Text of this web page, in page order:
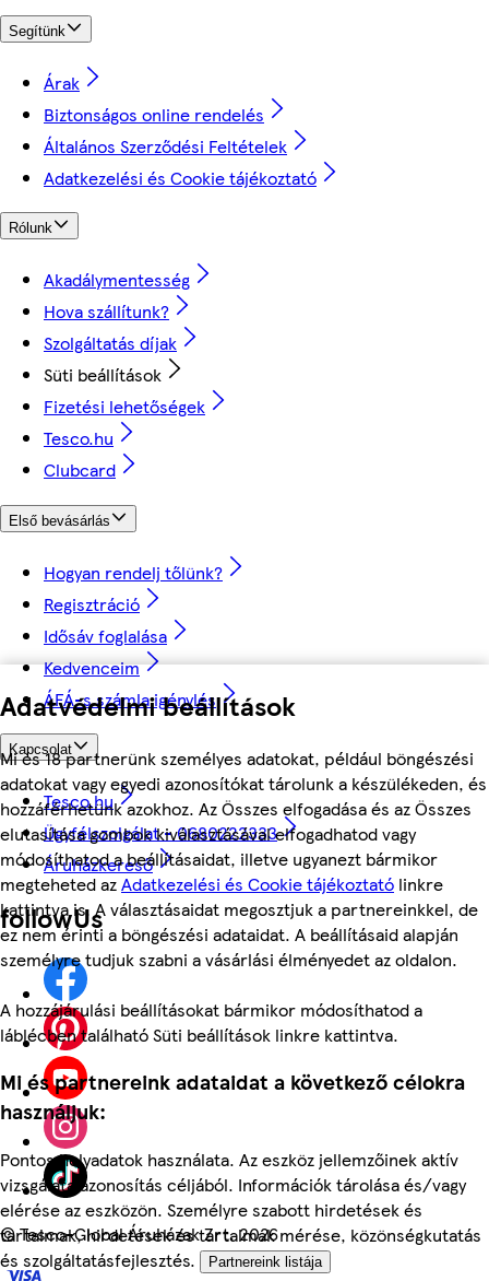
Adatvédelmi beállítások
Mi és 18 partnerünk személyes adatokat, például böngészési
adatokat vagy egyedi azonosítókat tárolunk a készülékeden, és
hozzáférhetünk azokhoz. Az Összes elfogadása és az Összes
elutasítása gombok kiválasztásával elfogadhatod vagy
módosíthatod a beállításaidat, illetve ugyanezt bármikor
megteheted azAdatkezelési és Cookie tájékoztató linkre
kattintva is. A választásaidat megosztjuk a partnereinkkel, de
ez nem érinti a böngészési adataidat. A beállításaid alapján
személyre tudjuk szabni a vásárlási élményedet az oldalon.
A hozzájárulási beállításokat bármikor módosíthatod a
láblécben található Süti beállítások linkre kattintva.
Mi és partnereink adataidat a következő célokra
használjuk:
Pontos helyadatok használata. Az eszköz jellemzőinek aktív
vizsgálata azonosítás céljából. Információk tárolása és/vagy
elérése az eszközön. Személyre szabott hirdetések és
tartalmak, hirdetések és tartalmak mérése, közönségkutatás
és szolgáltatásfejlesztés.
Partnereink listája
Segítünk
Árak
Biztonságos online rendelés
Általános Szerződési Feltételek
Adatkezelési és Cookie tájékoztató
Rólunk
Akadálymentesség
Hova szállítunk?
Szolgáltatás díjak
Süti beállítások
Fizetési lehetőségek
Tesco.hu
Clubcard
Első bevásárlás
Hogyan rendelj tőlünk?
Regisztráció
Idősáv foglalása
Kedvenceim
ÁFÁ-s számla igénylés
Kapcsolat
Tesco.hu
Ügyfélszolgálat - 0680222333
Áruházkereső
followUs
©Tesco-Global Áruházak Zrt. 2026